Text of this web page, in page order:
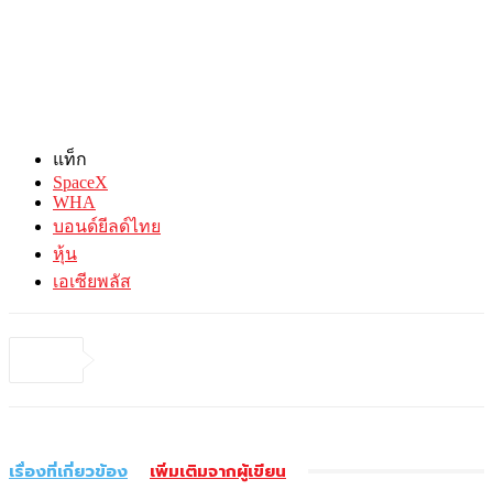
แท็ก
SpaceX
WHA
บอนด์ยีลด์ไทย
หุ้น
เอเซียพลัส
เรื่องที่เกี่ยวข้อง เพิ่มเติมจากผู้เขียน